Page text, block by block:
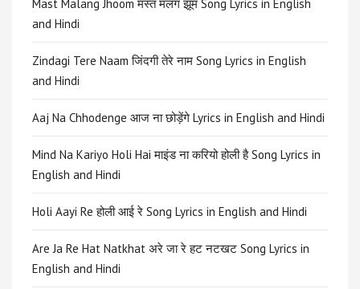
Mast Malang Jhoom मस्त मलंग झूम Song Lyrics in English
and Hindi
Zindagi Tere Naam जिंदगी तेरे नाम Song Lyrics in English
and Hindi
Aaj Na Chhodenge आज ना छोड़ेंगे Lyrics in English and Hindi
Mind Na Kariyo Holi Hai माइंड ना करियो होली है Song Lyrics in
English and Hindi
Holi Aayi Re होली आई रे Song Lyrics in English and Hindi
Are Ja Re Hat Natkhat अरे जा रे हट नटखट Song Lyrics in
English and Hindi